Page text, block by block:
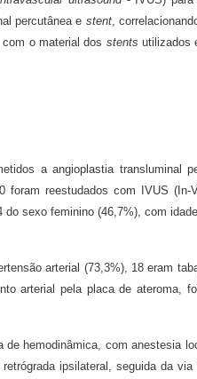
percutânea e stent,
o material dos stentsutilizados
a angioplastia transluminal
foram reestudados com IVUS (In-
sexo feminino (46,7%), com
arterial (73,3%), 18 eram
arterial pela placa de ateroma,
hemodinâmica, com anestesia
ipsilateral, seguida da